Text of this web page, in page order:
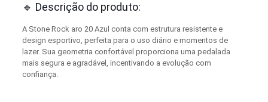
🔹 Descrição do produto:
A Stone Rock aro 20 Azul conta com estrutura resistente e
design esportivo, perfeita para o uso diário e momentos de
lazer. Sua geometria confortável proporciona uma pedalada
mais segura e agradável, incentivando a evolução com
confiança.